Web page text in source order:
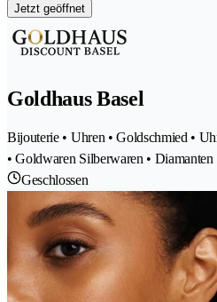
Jetzt geöffnet
Goldhaus Basel
Bijouterie • Uhren • Goldschmied •
• Goldwaren Silberwaren • Diamanten
Geschlossen